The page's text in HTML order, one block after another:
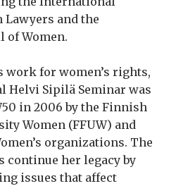
Lawyers and the
of Women.
work for women’s rights,
Sipilä Seminar was
in 2006 by the Finnish
Women (FFUW) and
organizations. The
continue her legacy by
issues that affect